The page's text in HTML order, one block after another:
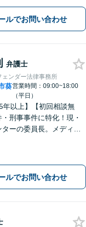
は完全予約制)】各分野で
弁護士が寄り添い解決を
す。
ルでお問い合わせ
弁護士
ェンダー法律事務所
葵営業時間：09:00~18:00
（平日）
年以上】【初回相談無
刑事事件に特化！現・
ーの委員長。メディア
型の法律事務所
ルでお問い合わせ